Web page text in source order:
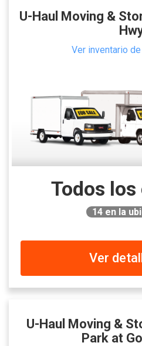
U-Haul Moving &
Ver inventario
Todos
14 en la
Ver
U-Haul Moving &
Park at